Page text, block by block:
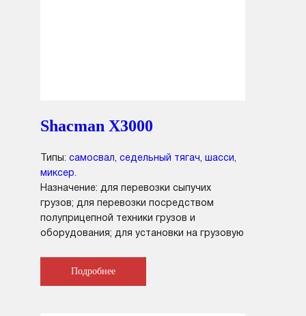
Shacman X3000
Типы: самосвал, седельный тягач, шасси,
миксер.
Назначение: для перевозки сыпучих
грузов; для перевозки посредством
полуприцепной техники грузов и
оборудования; для установки на грузовую
Подробнее